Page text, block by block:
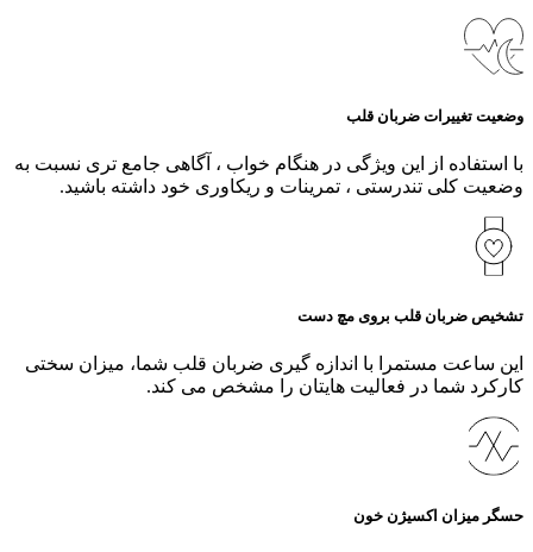
وضعیت تغییرات ضربان قلب
با استفاده از این ویژگی در هنگام خواب ، آگاهی جامع تری نسبت به
وضعیت کلی تندرستی ، تمرینات و ریکاوری خود داشته باشید.
تشخیص ضربان قلب بروی مچ دست
این ساعت مستمرا با اندازه گیری ضربان قلب شما، میزان سختی
کارکرد شما در فعالیت هایتان را مشخص می کند.
حسگر میزان اکسیژن خون